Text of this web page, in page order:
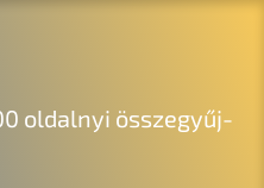
oldal­nyi összegyűj­